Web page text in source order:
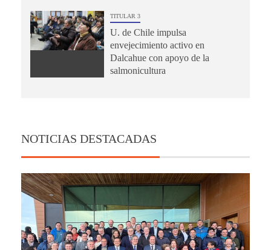
TITULAR 3
U. de Chile impulsa
envejecimiento activo en
Dalcahue con apoyo de la
salmonicultura
NOTICIAS DESTACADAS